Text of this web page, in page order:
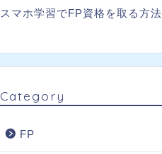
スマホ学習でFP資格を取る方法
Category
FP